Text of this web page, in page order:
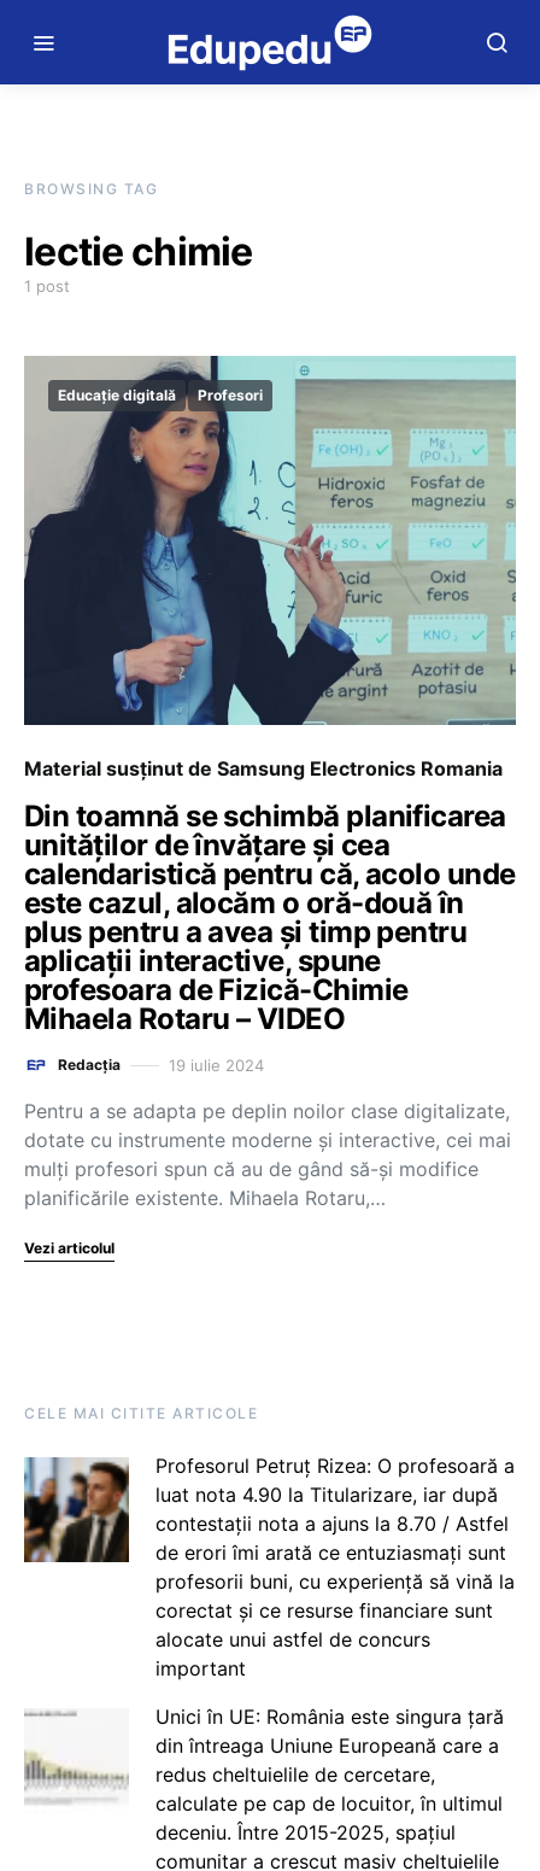
BROWSING TAG
lectie chimie
1 post
Educație digitală Profesori
Material susținut de Samsung Electronics Romania
Din toamnă se schimbă planificarea
unităților de învățare și cea
calendaristică pentru că, acolo unde
este cazul, alocăm o oră-două în
plus pentru a avea și timp pentru
aplicații interactive, spune
profesoara de Fizică-Chimie
Mihaela Rotaru – VIDEO
Redacția 19 iulie 2024
Pentru a se adapta pe deplin noilor clase digitalizate,
dotate cu instrumente moderne și interactive, cei mai
mulți profesori spun că au de gând să-și modifice
planificările existente. Mihaela Rotaru,…
Vezi articolul
CELE MAI CITITE ARTICOLE
Profesorul Petruț Rizea: O profesoară a
luat nota 4.90 la Titularizare, iar după
contestații nota a ajuns la 8.70 / Astfel
de erori îmi arată ce entuziasmați sunt
profesorii buni, cu experiență să vină la
corectat și ce resurse financiare sunt
alocate unui astfel de concurs
important
Unici în UE: România este singura țară
din întreaga Uniune Europeană care a
redus cheltuielile de cercetare,
calculate pe cap de locuitor, în ultimul
deceniu. Între 2015-2025, spațiul
comunitar a crescut masiv cheltuielile